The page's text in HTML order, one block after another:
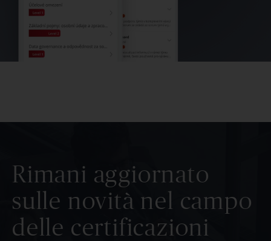
Rimani aggiornato
sulle novità nel campo
delle certificazioni